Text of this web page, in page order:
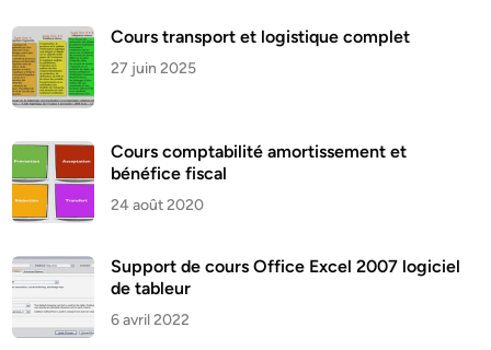
Cours transport et logistique complet
27 juin 2025
Cours comptabilité amortissement et
bénéfice fiscal
24 août 2020
Support de cours Office Excel 2007 logiciel
de tableur
6 avril 2022